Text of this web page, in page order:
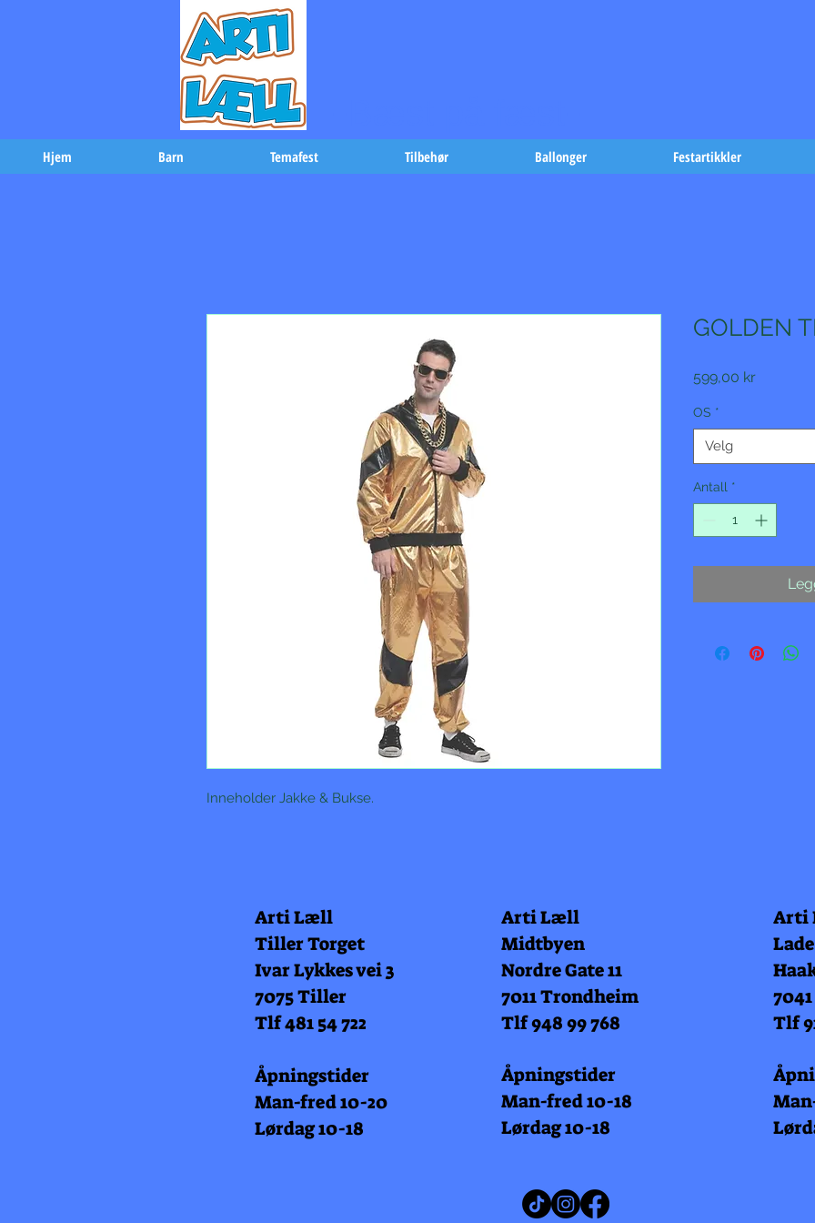
Hjem Barn Temafest Tilbehør Ballonger Festartikkler
Inneholder Jakke & Bukse.
GOLDEN
599,00 krPris
OS *
Velg
Antall *
Arti Læll
Tiller Torget
Ivar Lykkes vei 3
7075 Tiller
Tlf 481 54 722
Åpningstider
Man-fred 10-20
Lørdag 10-18
Arti Læll
Midtbyen
Nordre Gate 11
7011 Trondheim
Tlf 948 99 768
Åpningstider
Man-fred 10-18
Lørdag 10-18
Arti
Tlf